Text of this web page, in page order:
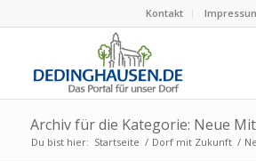
Kontakt
Archiv für die Kategorie: Neue
Du bist hier: Startseite / Dorf mit Zukunft /